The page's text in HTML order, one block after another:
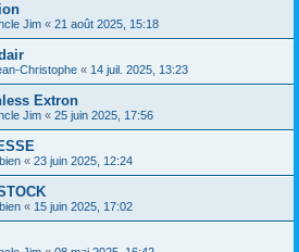
Jim « 21 août 2025, 15:18
Christophe « 14 juil. 2025, 13:23
Extron
Jim « 25 juin 2025, 17:56
« 23 juin 2025, 12:24
« 15 juin 2025, 17:02